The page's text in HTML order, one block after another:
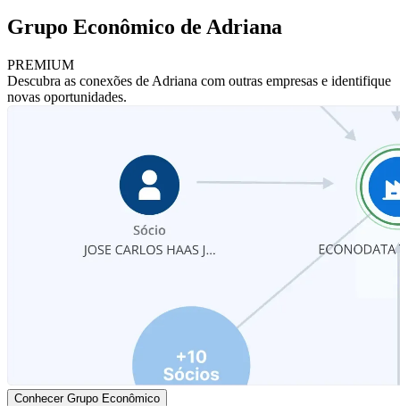
Grupo Econômico de Adriana
PREMIUM
Descubra as conexões de Adriana com outras empresas e identifique
novas oportunidades.
Conhecer Grupo Econômico